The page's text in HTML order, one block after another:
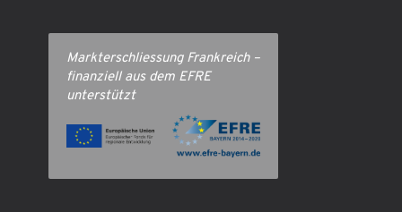
Markterschliessung Frankreich –
finanziell aus dem EFRE
unterstützt